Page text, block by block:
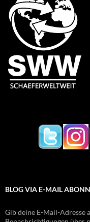
BLOG VIA E-MAIL
Gib deine E-Mail-Adresse